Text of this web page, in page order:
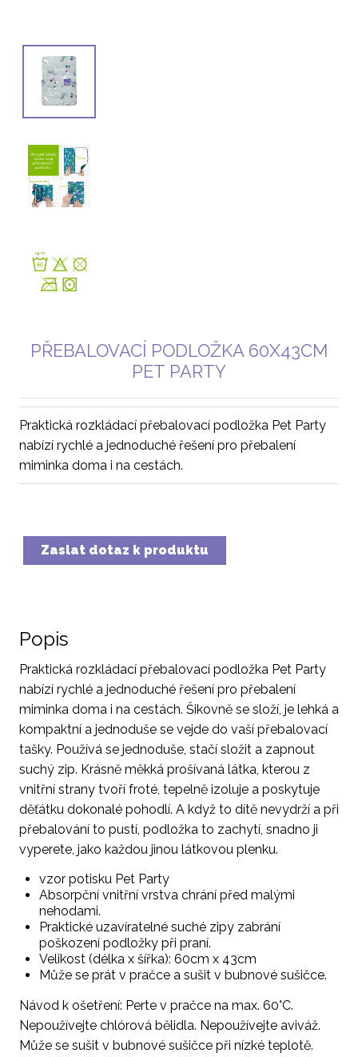
PŘEBALOVACÍ PODLOŽKA 60X43CM
PET PARTY
Praktická rozkládací přebalovací podložka Pet Party
nabízí rychlé a jednoduché řešení pro přebalení
miminka doma i na cestách.
Zaslat dotaz k produktu
Popis
Praktická rozkládací přebalovací podložka Pet Party
nabízí rychlé a jednoduché řešení pro přebalení
miminka doma i na cestách. Šikovně se složí, je lehká a
kompaktní a jednoduše se vejde do vaší přebalovací
tašky. Používá se jednoduše, stačí složit a zapnout
suchý zip. Krásně měkká prošívaná látka, kterou z
vnitřní strany tvoří froté, tepelně izoluje a poskytuje
děťátku dokonalé pohodlí. A když to dítě nevydrží a při
přebalování to pustí, podložka to zachytí, snadno ji
vyperete, jako každou jinou látkovou plenku.
vzor potisku Pet Party
Absorpční vnitřní vrstva chrání před malými
nehodami.
Praktické uzavíratelné suché zipy zabrání
poškození podložky při praní.
Velikost (délka x šířka): 60cm x 43cm
Může se prát v pračce a sušit v bubnové sušičce.
Návod k ošetření: Perte v pračce na max. 60°C.
Nepoužívejte chlórová bělidla. Nepoužívejte aviváž.
Může se sušit v bubnové sušičce při nízké teplotě.